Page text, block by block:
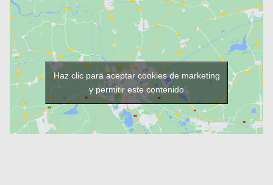
Haz clic para aceptar cookies de marketing
y permitir este contenido